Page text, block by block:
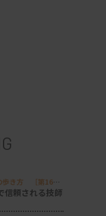
歩き方 ［第16
信頼される技師